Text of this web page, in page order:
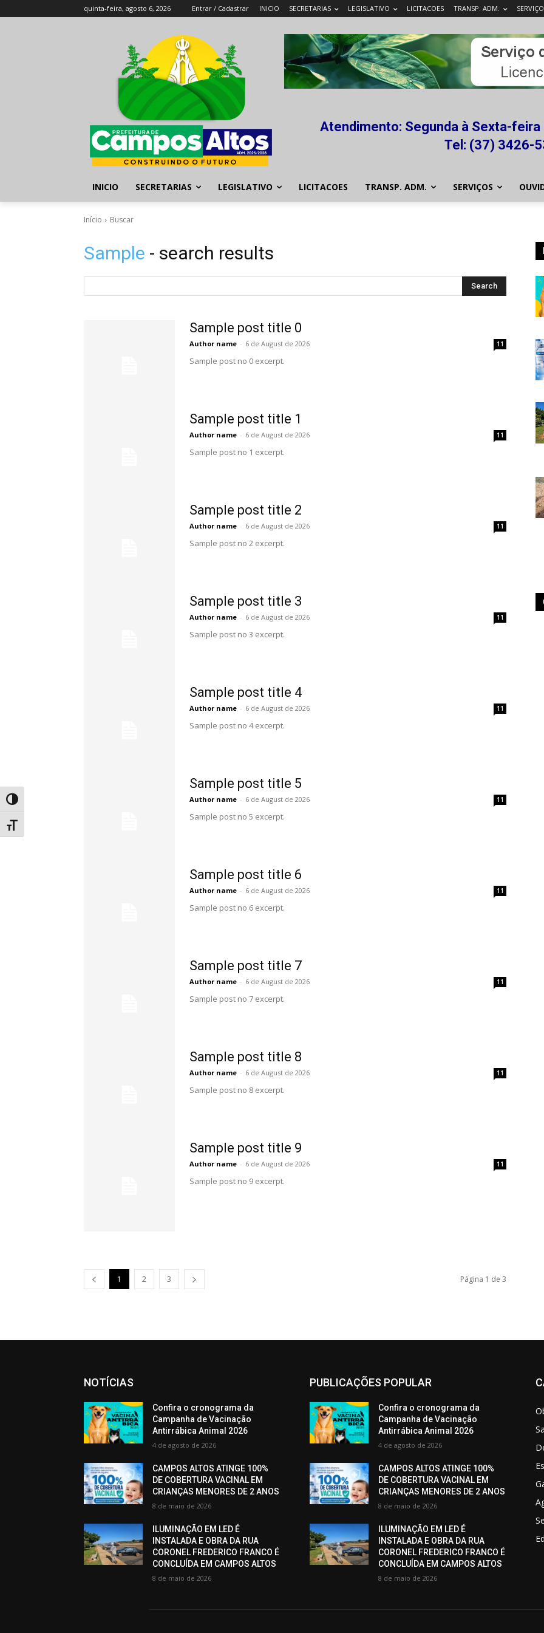
Alternar alto contraste
Alternar tamanho da fonte
quinta-feira, agosto 6, 2026 Entrar / Cadastrar INICIO SECRETARIAS LEGISLATIVO LICITACOES TRANSP. ADM.
Atendimento: Segunda à Sexta-feira
Tel: (37) 3426-
INICIO SECRETARIAS LEGISLATIVO LICITACOES TRANSP. ADM. SERVIÇOS
Início Buscar
Sample - search results
Search
Sample post title 0
Author name - 6 de August de 2026 11
Sample post no 0 excerpt.
Sample post title 1
Author name - 6 de August de 2026 11
Sample post no 1 excerpt.
Sample post title 2
Author name - 6 de August de 2026 11
Sample post no 2 excerpt.
Sample post title 3
Author name - 6 de August de 2026 11
Sample post no 3 excerpt.
Sample post title 4
Author name - 6 de August de 2026 11
Sample post no 4 excerpt.
Sample post title 5
Author name - 6 de August de 2026 11
Sample post no 5 excerpt.
Sample post title 6
Author name - 6 de August de 2026 11
Sample post no 6 excerpt.
Sample post title 7
Author name - 6 de August de 2026 11
Sample post no 7 excerpt.
Sample post title 8
Author name - 6 de August de 2026 11
Sample post no 8 excerpt.
Sample post title 9
Author name - 6 de August de 2026 11
Sample post no 9 excerpt.
1 2 3 Página 1 de 3
NOTÍCIAS
Confira o cronograma da
Campanha de Vacinação
Antirrábica Animal 2026
4 de agosto de 2026
CAMPOS ALTOS ATINGE 100%
DE COBERTURA VACINAL EM
CRIANÇAS MENORES DE 2 ANOS
8 de maio de 2026
ILUMINAÇÃO EM LED É
INSTALADA E OBRA DA RUA
CORONEL FREDERICO FRANCO É
CONCLUÍDA EM CAMPOS ALTOS
8 de maio de 2026
PUBLICAÇÕES POPULAR
Confira o cronograma da
Campanha de Vacinação
Antirrábica Animal 2026
4 de agosto de 2026
CAMPOS ALTOS ATINGE 100%
DE COBERTURA VACINAL EM
CRIANÇAS MENORES DE 2 ANOS
8 de maio de 2026
ILUMINAÇÃO EM LED É
INSTALADA E OBRA DA RUA
CORONEL FREDERICO FRANCO É
CONCLUÍDA EM CAMPOS ALTOS
8 de maio de 2026